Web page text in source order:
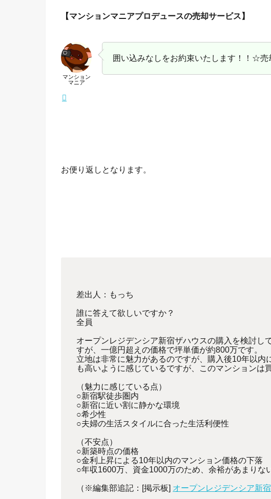
【マンションマニアプロデュースの売却サービス】
マンション
マニア
囲い込みなしをお約束いたします！！☆
お便り返しとなります。
差出人：もっち
誰に答えて欲しいですか？
全員
オープンレジデンシア新宿ザハウスの購入を検討し
すが、一億円超えの価格で坪単価が約800万です。
立地は非常に魅力があるのですが、購入後10年以内
も高いように感じているですが、このマンションは
（魅力に感じている点）
○新宿駅徒歩圏内
○新宿に近い割に静かな環境
○希少性
○夫婦の生活スタイルに合った生活利便性
（不安点）
○新築時点の価格
○金利上昇による10年以内のマンション価格の下落
○年収1600万、資金1000万のため、余裕があまりな
（※編集部追記：[掲示板] オープンレジデンシア新